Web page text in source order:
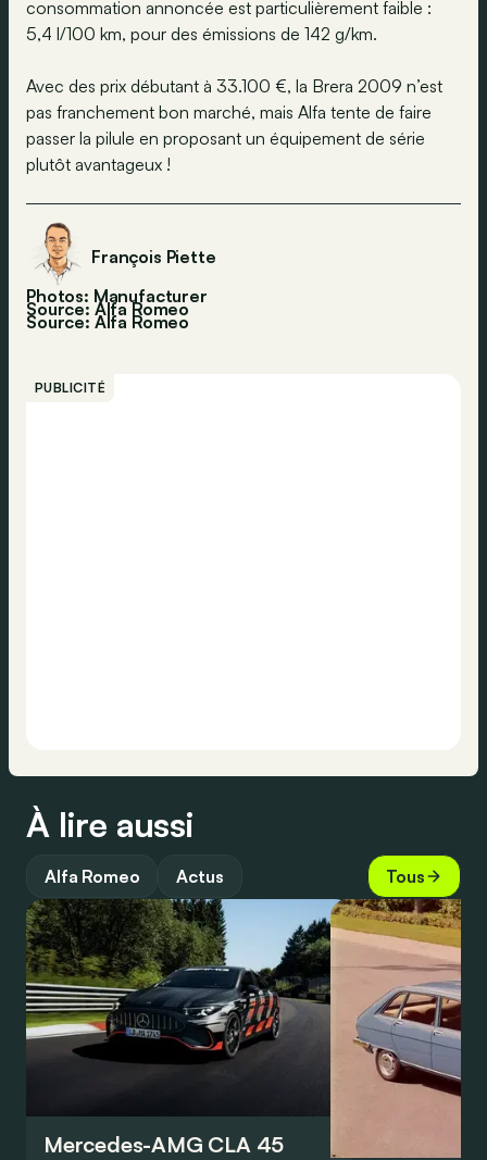
consommation annoncée est particulièrement faible :
5,4 l/100 km, pour des émissions de 142 g/km.
Avec des prix débutant à 33.100 €, la Brera 2009 n’est
pas franchement bon marché, mais Alfa tente de faire
passer la pilule en proposant un équipement de série
plutôt avantageux !
François Piette
Photos: Manufacturer
Source: Alfa Romeo
Source: Alfa Romeo
PUBLICITÉ
À lire aussi
Alfa Romeo Actus Tous
Mercedes-AMG CLA 45